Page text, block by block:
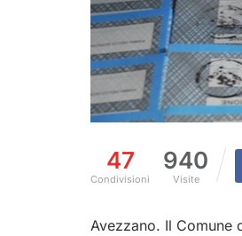
47
Condivisioni
940
Visite
Avezzano. Il Comune